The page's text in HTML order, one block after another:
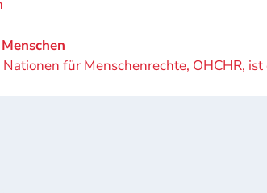
für Menschenrechte, OHCHR,